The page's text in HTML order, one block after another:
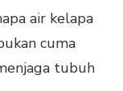
air kelapa
cuma
tubuh